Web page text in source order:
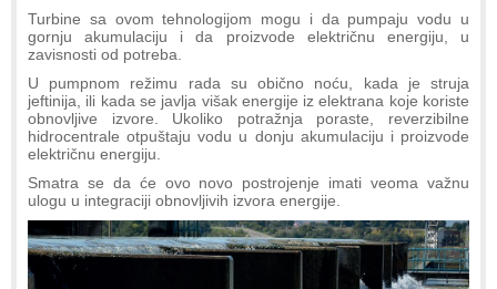
Turbine sa ovom tehnologijom mogu i da pumpaju vodu u
gornju akumulaciju i da proizvode električnu energiju, u
zavisnosti od potreba.
U pumpnom režimu rada su obično noću, kada je struja
jeftinija, ili kada se javlja višak energije iz elektrana koje koriste
obnovljive izvore. Ukoliko potražnja poraste, reverzibilne
hidrocentrale otpuštaju vodu u donju akumulaciju i proizvode
električnu energiju.
Smatra se da će ovo novo postrojenje imati veoma važnu
ulogu u integraciji obnovljivih izvora energije.